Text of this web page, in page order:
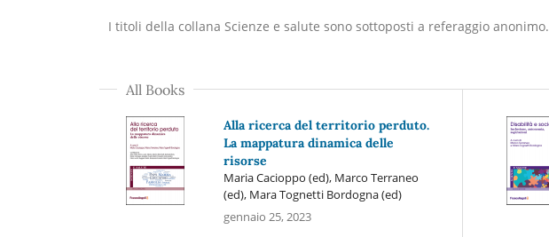
I titoli della collana Scienze e salute sono sottoposti a referaggio anonimo.
All Books
Alla ricerca del territorio perduto.
La mappatura dinamica delle
risorse
Maria Cacioppo (ed), Marco Terraneo
(ed), Mara Tognetti Bordogna (ed)
gennaio 25, 2023